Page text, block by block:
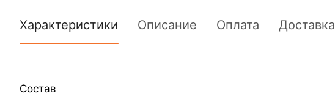
Характеристики Описание Оплата Доставка
Состав